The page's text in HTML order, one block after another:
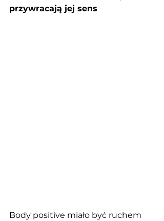
przywracają jej sens
Body positive miało być ruchem